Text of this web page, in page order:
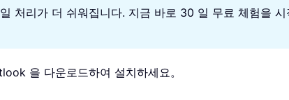
리가 더 쉬워집니다. 지금 바로 30 일 무료 체험을 시
을 다운로드하여 설치하세요。